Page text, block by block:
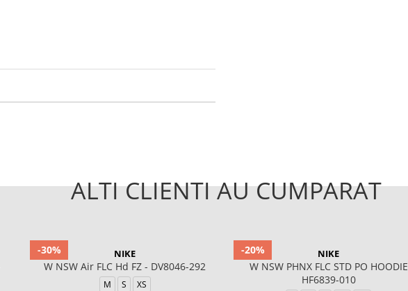
ALTI CLIENTI AU CUMPARAT
-30% NIKE
W NSW Air FLC Hd FZ - DV8046-292
M S XS
-20% NIKE
W NSW PHNX FLC STD PO HOODIE
HF6839-010